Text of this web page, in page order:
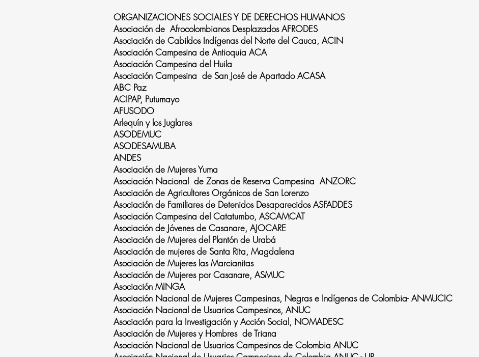
ORGANIZACIONES SOCIALES Y DE DERECHOS HUMANOS
Asociación de Afrocolombianos Desplazados AFRODES
Asociación de Cabildos Indígenas del Norte del Cauca, ACIN
Asociación Campesina de Antioquia ACA
Asociación Campesina del Huila
Asociación Campesina de San José de Apartado ACASA
ABC Paz
ACIPAP, Putumayo
AFUSODO
Arlequín y los Juglares
ASODEMUC
ASODESAMUBA
ANDES
Asociación de Mujeres Yuma
Asociación Nacional de Zonas de Reserva Campesina ANZORC
Asociación de Agricultores Orgánicos de San Lorenzo
Asociación de Familiares de Detenidos Desaparecidos ASFADDES
Asociación Campesina del Catatumbo, ASCAMCAT
Asociación de Jóvenes de Casanare, AJOCARE
Asociación de Mujeres del Plantón de Urabá
Asociación de mujeres de Santa Rita, Magdalena
Asociación de Mujeres las Marcianitas
Asociación de Mujeres por Casanare, ASMUC
Asociación MINGA
Asociación Nacional de Mujeres Campesinas, Negras e Indígenas de Colombia- ANMUCIC
Asociación Nacional de Usuarios Campesinos, ANUC
Asociación para la Investigación y Acción Social, NOMADESC
Asociación de Mujeres y Hombres de Triana
Asociación Nacional de Usuarios Campesinos de Colombia ANUC